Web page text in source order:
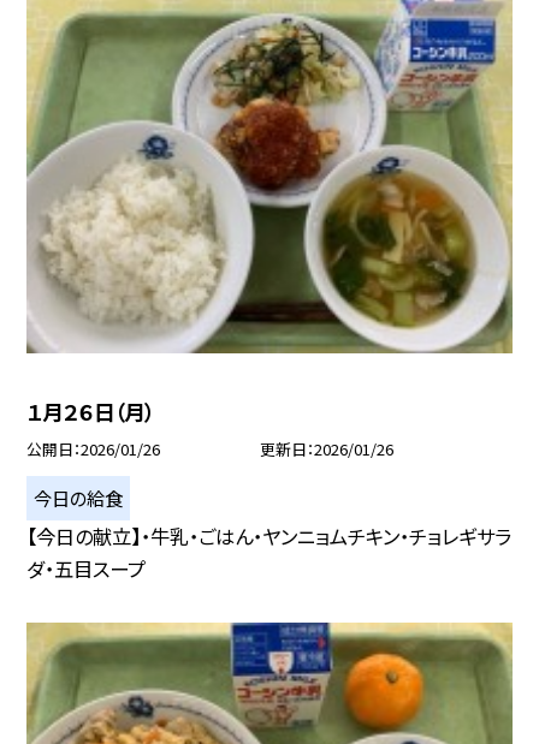
１月２６日（月）
公開日 2026/01/26 更新日 2026/01/26
今日の給食
【今日の献立】・牛乳・ごはん・ヤンニョムチキン・チョレギサラ
ダ・五目スープ